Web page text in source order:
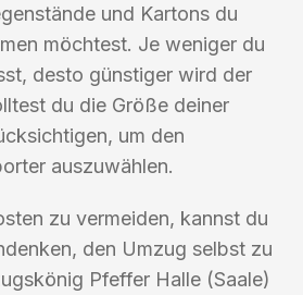
und Kartons du
möchtest. Je weniger du
desto günstiger wird der
du die Größe deiner
um den
auszuwählen.
zu vermeiden, kannst du
den Umzug selbst zu
Pfeffer Halle (Saale)